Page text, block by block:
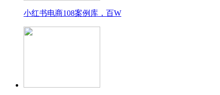
小红书电商108案例库，百W